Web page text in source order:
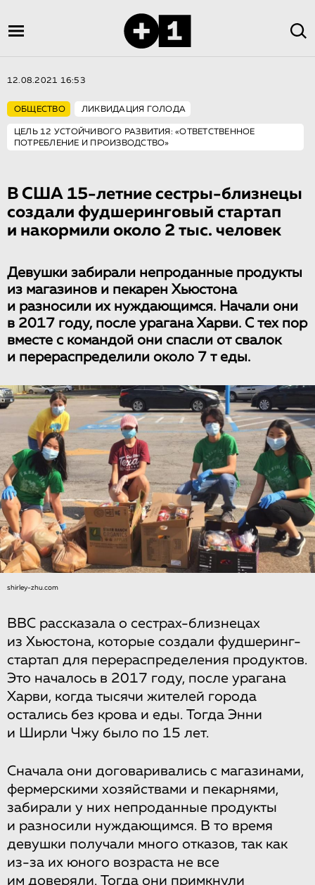
12.08.2021 16:53
ОБЩЕСТВО ЛИКВИДАЦИЯ ГОЛОДА
ЦЕЛЬ 12 УСТОЙЧИВОГО РАЗВИТИЯ: «ОТВЕТСТВЕННОЕ
ПОТРЕБЛЕНИЕ И ПРОИЗВОДСТВО»
В США 15-летние сестры-близнецы
создали фудшеринговый стартап
и накормили около 2 тыс. человек
Девушки забирали непроданные продукты
из магазинов и пекарен Хьюстона
и разносили их нуждающимся. Начали они
в 2017 году, после урагана Харви. С тех пор
вместе с командой они спасли от свалок
и перераспределили около 7 т еды.
shirley-zhu.com
BBC рассказала о сестрах-близнецах
из Хьюстона, которые создали фудшеринг-
стартап для перераспределения продуктов.
Это началось в 2017 году, после урагана
Харви, когда тысячи жителей города
остались без крова и еды. Тогда Энни
и Ширли Чжу было по 15 лет.
Сначала они договаривались с магазинами,
фермерскими хозяйствами и пекарнями,
забирали у них непроданные продукты
и разносили нуждающимся. В то время
девушки получали много отказов, так как
из-за их юного возраста не все
им доверяли. Тогда они примкнули